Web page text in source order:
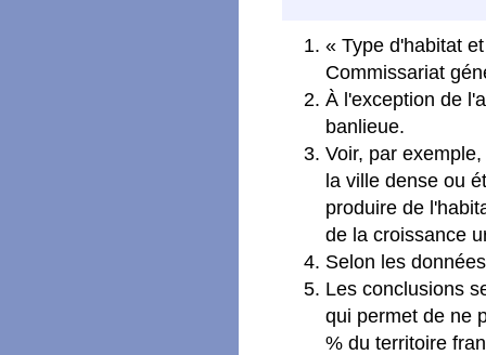
« Type d'habitat
Commissariat
À l'exception de
banlieue.
Voir, par
la ville dense ou
produire de
de la croissance
Selon les
Les conclusions
qui permet de ne
% du territoire